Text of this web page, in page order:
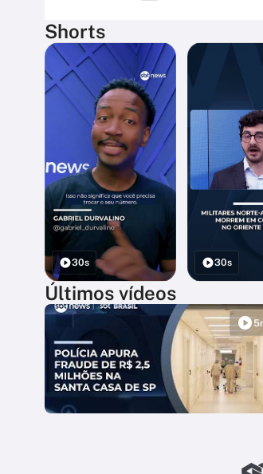
Shorts
30s 30s
Últimos vídeos